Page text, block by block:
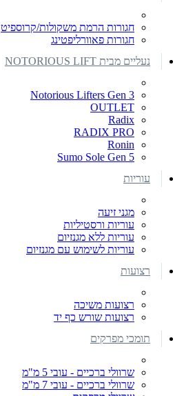
חגורות הרמת משקולות/קרוספיט
חגורות פאוורליפטינג
נעליים מבית NOTORIOUS LIFT
Notorious Lifters Gen 3
OUTLET
Radix
RADIX PRO
Ronin
Sumo Sole Gen 5
עוריות
מגני זיעה
עוריות ורסטיליות
עוריות ללא מגנזיום
עוריות לשימוש עם מגנזיום
רצועות
רצועות משיכה
רצועות שורש כף יד
תומכי מפרקים
שרוולי ברכיים - עובי 5 מ"מ
שרוולי ברכיים - עובי 7 מ"מ